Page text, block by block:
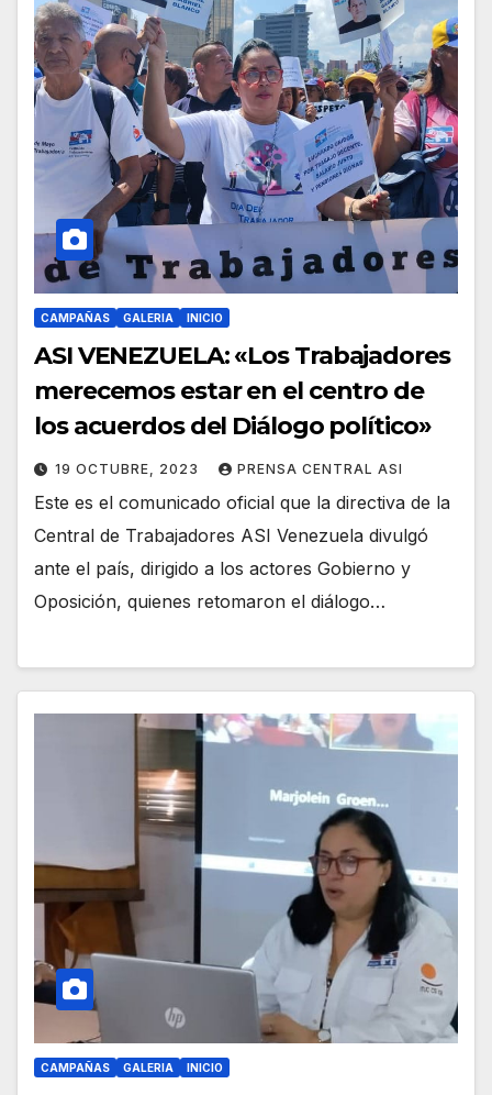
CAMPAÑAS GALERIA INICIO
ASI VENEZUELA: «Los Trabajadores
merecemos estar en el centro de
los acuerdos del Diálogo político»
19 OCTUBRE, 2023 PRENSA CENTRAL ASI
Este es el comunicado oficial que la directiva de la
Central de Trabajadores ASI Venezuela divulgó
ante el país, dirigido a los actores Gobierno y
Oposición, quienes retomaron el diálogo…
CAMPAÑAS GALERIA INICIO